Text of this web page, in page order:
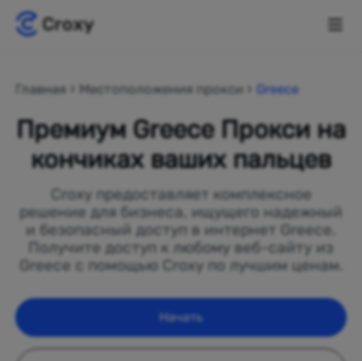
Главная Местоположения прокси Greece
Премиум Greece Прокси на
кончиках ваших пальцев
Croxy предоставляет комплексное
решение для бизнеса, ищущего надежный
и безопасный доступ в интернет Greece.
Получите доступ к любому веб-сайту из
Greece с помощью Croxy по лучшим ценам.
Начать